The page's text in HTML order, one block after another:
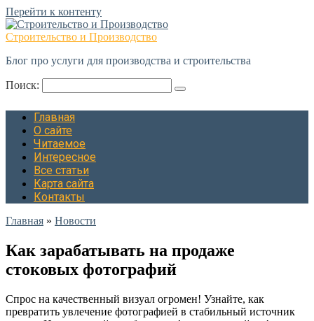
Перейти к контенту
Строительство и Производство
Блог про услуги для производства и строительства
Поиск:
Главная
О сайте
Читаемое
Интересное
Все статьи
Карта сайта
Контакты
Главная » Новости
Как зарабатывать на продаже
стоковых фотографий
Спрос на качественный визуал огромен! Узнайте, как
превратить увлечение фотографией в стабильный источник